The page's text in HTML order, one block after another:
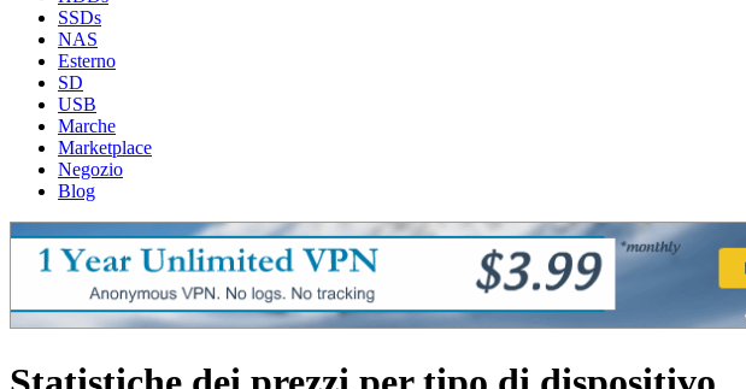
SSDs
NAS
Esterno
SD
USB
Marche
Marketplace
Negozio
Blog